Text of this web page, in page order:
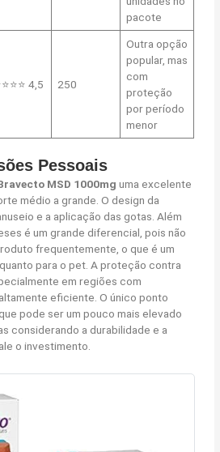
pacote
4,5 250
Outra opção
popular, mas
com
proteção
por período
menor
Pessoais
MSD 1000mg uma excelente
médio a grande. O design da
e a aplicação das gotas. Além
é um grande diferencial, pois não
frequentemente, o que é um
para o pet. A proteção contra
em regiões com
eficiente. O único ponto
pode ser um pouco mais elevado
considerando a durabilidade e a
o investimento.